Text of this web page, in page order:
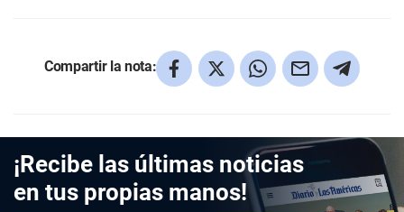
Compartir la nota:
¡Recibe las últimas noticias
en tus propias manos!